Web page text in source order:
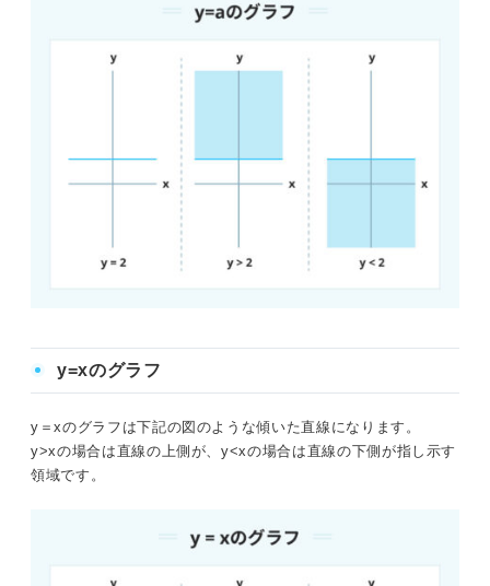
y=xのグラフ
y＝xのグラフは下記の図のような傾いた直線になります。
y>xの場合は直線の上側が、y<xの場合は直線の下側が指し示す
領域です。